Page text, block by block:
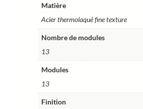
Matière
Acier thermolaqué fine texture
Nombre de modules
13
Modules
13
Finition